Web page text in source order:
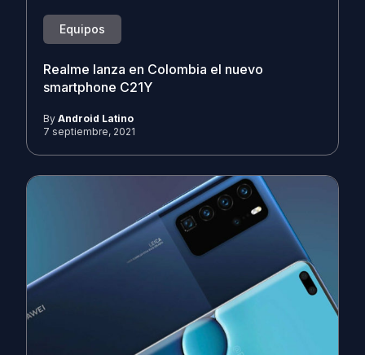
Equipos
Realme lanza en Colombia el nuevo
smartphone C21Y
By Android Latino
7 septiembre, 2021